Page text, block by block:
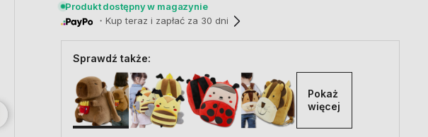
Produkt dostępny w magazynie
・Kup teraz i zapłać za 30 dni
Sprawdź także:
Pokaż
więcej